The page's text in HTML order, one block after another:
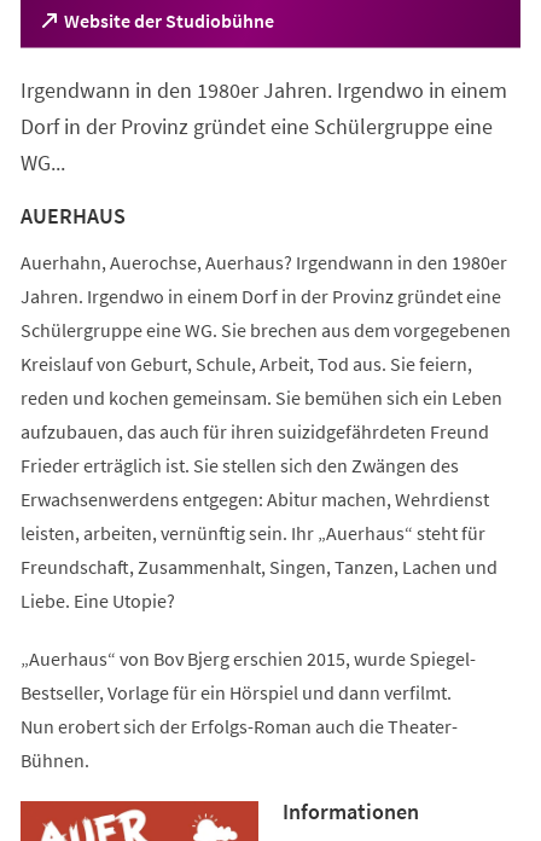
Website der Studiobühne
(Öffnet
in
neuen
Tab)
Irgendwann in den 1980er Jahren. Irgendwo in einem
Dorf in der Provinz gründet eine Schülergruppe eine
WG...
AUERHAUS
Auerhahn, Auerochse, Auerhaus? Irgendwann in den 1980er
Jahren. Irgendwo in einem Dorf in der Provinz gründet eine
Schülergruppe eine WG. Sie brechen aus dem vorgegebenen
Kreislauf von Geburt, Schule, Arbeit, Tod aus. Sie feiern,
reden und kochen gemeinsam. Sie bemühen sich ein Leben
aufzubauen, das auch für ihren suizidgefährdeten Freund
Frieder erträglich ist. Sie stellen sich den Zwängen des
Erwachsenwerdens entgegen: Abitur machen, Wehrdienst
leisten, arbeiten, vernünftig sein. Ihr „Auerhaus“ steht für
Freundschaft, Zusammenhalt, Singen, Tanzen, Lachen und
Liebe. Eine Utopie?
„Auerhaus“ von Bov Bjerg erschien 2015, wurde Spiegel-
Bestseller, Vorlage für ein Hörspiel und dann verfilmt.
Nun erobert sich der Erfolgs-Roman auch die Theater-
Bühnen.
Informationen